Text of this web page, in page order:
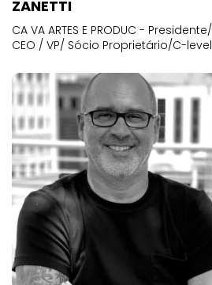
ZANETTI
CA VA ARTES E PRODUC - Presidente/
CEO / VP/ Sócio Proprietário/C-level